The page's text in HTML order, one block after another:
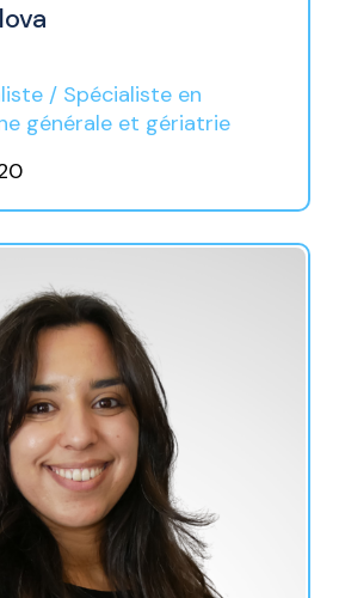
/ Spécialiste en
générale et gériatrie